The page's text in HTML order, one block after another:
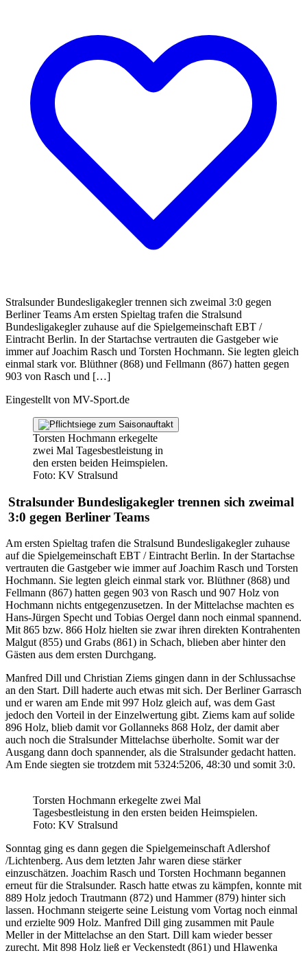
Stralsunder Bundesligakegler trennen sich zweimal 3:0 gegen
Berliner Teams Am ersten Spieltag trafen die Stralsund
Bundesligakegler zuhause auf die Spielgemeinschaft EBT /
Eintracht Berlin. In der Startachse vertrauten die Gastgeber wie
immer auf Joachim Rasch und Torsten Hochmann. Sie legten gleich
einmal stark vor. Blüthner (868) und Fellmann (867) hatten gegen
903 von Rasch und […]
Eingestellt von MV-Sport.de
Torsten Hochmann erkegelte
zwei Mal Tagesbestleistung in
den ersten beiden Heimspielen.
Foto: KV Stralsund
Stralsunder Bundesligakegler trennen sich zweimal
3:0 gegen Berliner Teams
Am ersten Spieltag trafen die Stralsund Bundesligakegler zuhause
auf die Spielgemeinschaft EBT / Eintracht Berlin. In der Startachse
vertrauten die Gastgeber wie immer auf Joachim Rasch und Torsten
Hochmann. Sie legten gleich einmal stark vor. Blüthner (868) und
Fellmann (867) hatten gegen 903 von Rasch und 907 Holz von
Hochmann nichts entgegenzusetzen. In der Mittelachse machten es
Hans-Jürgen Specht und Tobias Oergel dann noch einmal spannend.
Mit 865 bzw. 866 Holz hielten sie zwar ihren direkten Kontrahenten
Malgut (855) und Grabs (861) in Schach, blieben aber hinter den
Gästen aus dem ersten Durchgang.
Manfred Dill und Christian Ziems gingen dann in der Schlussachse
an den Start. Dill haderte auch etwas mit sich. Der Berliner Garrasch
und er waren am Ende mit 997 Holz gleich auf, was dem Gast
jedoch den Vorteil in der Einzelwertung gibt. Ziems kam auf solide
896 Holz, blieb damit vor Gollanneks 868 Holz, der damit aber
auch noch die Stralsunder Mittelachse überholte. Somit war der
Ausgang dann doch spannender, als die Stralsunder gedacht hatten.
Am Ende siegten sie trotzdem mit 5324:5206, 48:30 und somit 3:0.
Torsten Hochmann erkegelte zwei Mal
Tagesbestleistung in den ersten beiden Heimspielen.
Foto: KV Stralsund
Sonntag ging es dann gegen die Spielgemeinschaft Adlershof
/Lichtenberg. Aus dem letzten Jahr waren diese stärker
einzuschätzen. Joachim Rasch und Torsten Hochmann begannen
erneut für die Stralsunder. Rasch hatte etwas zu kämpfen, konnte mit
889 Holz jedoch Trautmann (872) und Hammer (879) hinter sich
lassen. Hochmann steigerte seine Leistung vom Vortag noch einmal
und erzielte 909 Holz. Manfred Dill ging zusammen mit Paule
Meller in der Mittelachse an den Start. Dill kam wieder besser
zurecht. Mit 898 Holz ließ er Veckenstedt (861) und Hlawenka